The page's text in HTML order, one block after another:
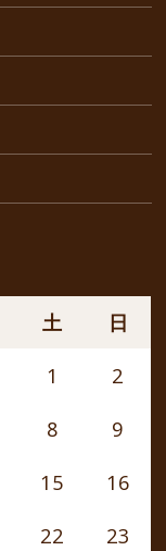
土 日
1
2
8
9
15
16
22
23